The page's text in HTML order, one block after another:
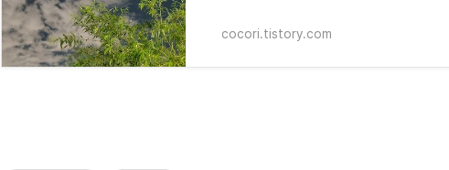
cocori.tistory.com